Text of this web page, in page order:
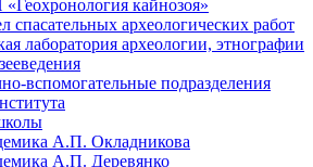
кайнозоя»
спасательных археологических работ
лаборатория археологии, этнографии
вспомогательные подразделения
А.П. Окладникова
А.П. Деревянко